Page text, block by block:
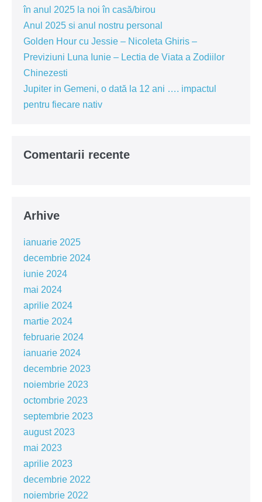
potențial
noroc
in
invățătură
în anul 2025 la noi în casă/birou
Anul 2025 si anul nostru personal
Golden Hour cu Jessie – Nicoleta Ghiris –
Previziuni Luna Iunie – Lectia de Viata a Zodiilor
Chinezesti
Jupiter in Gemeni, o dată la 12 ani …. impactul
pentru fiecare nativ
Comentarii recente
Arhive
ianuarie 2025
decembrie 2024
iunie 2024
mai 2024
aprilie 2024
martie 2024
februarie 2024
ianuarie 2024
decembrie 2023
noiembrie 2023
octombrie 2023
septembrie 2023
august 2023
mai 2023
aprilie 2023
decembrie 2022
noiembrie 2022